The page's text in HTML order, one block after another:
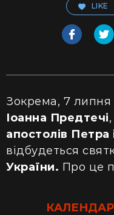
LIKE
Зокрема, 7 липня
Іоанна Предтечі
апостолів Петра
відбудеться
України. Про це
КАЛЕНДАР